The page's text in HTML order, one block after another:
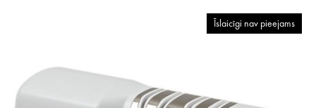
Īslaicīgi nav pieejams